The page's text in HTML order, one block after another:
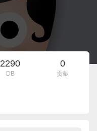
2290
DB
0
贡献